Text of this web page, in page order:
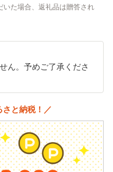
いた場合、返礼品は贈答され
ん。予めご了承くださ
さと納税！／